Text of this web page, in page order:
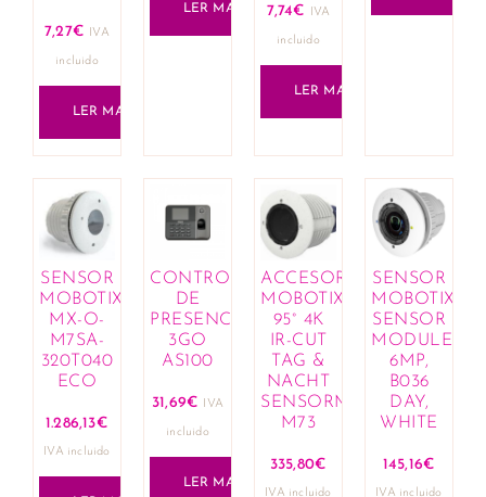
7,27€ IVA
incluido
LER MAIS
LER MAIS 7,74€ IVA
incluido
LER MAIS
SENSOR
MOBOTIX
MX-O-
M7SA-
320T040
ECO
1.286,13€
IVA incluido
CONTROL
DE
PRESENCIA
3GO
AS100
31,69€ IVA
incluido
LER MAIS
ACCESORIO
MOBOTIX
95° 4K
IR-CUT
TAG &
NACHT
SENSORMODUL
M73
335,80€
IVA incluido
SENSOR
MOBOTIX
SENSOR
MODULE
6MP,
B036
DAY,
WHITE
145,16€
IVA incluido